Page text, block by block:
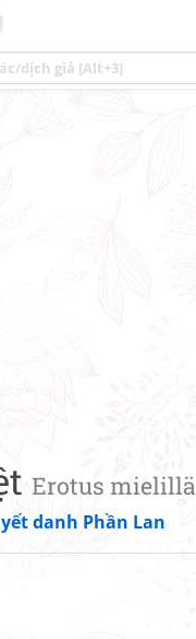
Erotus mielillä
danh Phần Lan